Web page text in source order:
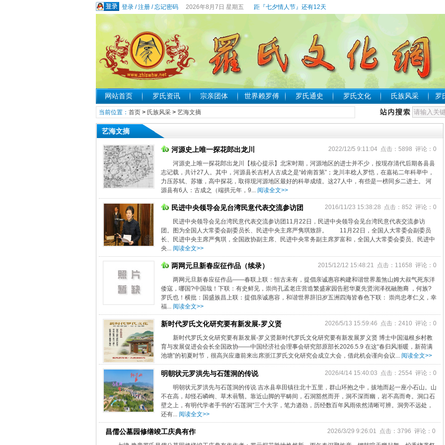
登录/注册/忘记密码 2026年8月7日 星期五 距『七夕情人节』还有12天
网站首页 罗氏资讯 宗亲团体 世界赖罗傅 罗氏通史 罗氏文化 氏族风采 罗
当前位置： 首页> 氏族风采> 艺海文摘
艺海文摘
2022/12/5 9:11:04 点击：5898 评论：0
河源史上唯一探花郎出龙川
河源史上唯一探花郎出龙川【核心提示】北宋时期，河源地区的进士并不少，按现存清代后期各县县
志记载，共计27人。其中，河源县长吉村人古成之是“岭南首第”；龙川丰稔人罗恺，在嘉祐二年科举中，
力压苏轼、苏辙，高中探花，取得现河源地区最好的科举成绩。这27人中，有些是一榜同乡二进士。 河
源县有6人：古成之（端拱元年，9... 阅读全文>>
2016/11/23 15:38:28 点击：852 评论：0
民进中央领导会见台湾民意代表交流参访团
民进中央领导会见台湾民意代表交流参访团11月22日，民进中央领导会见台湾民意代表交流参访
团。图为全国人大常委会副委员长、民进中央主席严隽琪致辞。 11月22日，全国人大常委会副委员
长、民进中央主席严隽琪，全国政协副主席、民进中央常务副主席罗富和，全国人大常委会委员、民进中
央... 阅读全文>>
2015/12/12 15:48:21 点击：11658 评论：0
两网元旦新春应征作品（续录）
两网元旦新春应征作品——春联上联：恒古未有，提倡亲诚惠容构建和谐世界羞煞山姆大叔气死东洋
倭寇，哪国?中国哉！下联：有史鲜见，崇尚孔孟老庄营造繁盛家园告慰华夏先贤润泽祝融胞裔 ，何族?
罗氏也！横批：国盛族昌上联：提倡亲诚惠容，和谐世界辞旧岁五洲四海皆春色下联： 崇尚忠孝仁义，幸
福... 阅读全文>>
2026/5/13 15:59:46 点击：2410 评论：0
新时代罗氏文化研究要有新发展-罗义贤
新时代罗氏文化研究要有新发展-罗义贤新时代罗氏文化研究要有新发展罗义贤 博士中国滋根乡村教
育与发展促进会会长全国政协——中国经济社会理事会研究部原部长2026.5.9 在这“春归风渐暖，新荷满
池塘”的初夏时节，很高兴应邀前来出席浙江罗氏文化研究会成立大会，借此机会谨向会议... 阅读全文>>
2026/4/14 15:40:03 点击：2554 评论：0
明朝状元罗洪先与石莲洞的传说
明朝状元罗洪先与石莲洞的传说 吉水县阜田镇往北十五里，群山环抱之中，拔地而起一座小石山。山
不在高，却怪石嶙峋、草木蓊翳。靠近山脚的平畴间，石洞豁然而开，洞不深而幽，岩不高而奇。洞口石
壁之上，有明代学者手书的“石莲洞”三个大字，笔力遒劲，历经数百年风雨依然清晰可辨。洞旁不远处，
还有... 阅读全文>>
2026/3/29 9:26:01 点击：3796 评论：0
昌儒公墓园修缮竣工庆典有作